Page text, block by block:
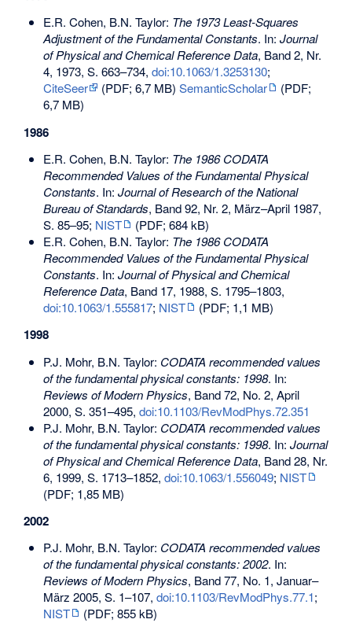
E.R. Cohen, B.N. Taylor: The 1973 Least-Squares
Adjustment of the Fundamental Constants. In: Journal
of Physical and Chemical Reference Data, Band 2, Nr.
4, 1973, S. 663–734, doi:10.1063/1.3253130;
CiteSeer
(PDF; 6,7 MB) SemanticScholar
(PDF;
6,7 MB)
1986
E.R. Cohen, B.N. Taylor: The 1986 CODATA
Recommended Values of the Fundamental Physical
Constants. In: Journal of Research of the National
Bureau of Standards, Band 92, Nr. 2, März–April 1987,
S. 85–95; NIST
(PDF; 684 kB)
E.R. Cohen, B.N. Taylor: The 1986 CODATA
Recommended Values of the Fundamental Physical
Constants. In: Journal of Physical and Chemical
Reference Data, Band 17, 1988, S. 1795–1803,
doi:10.1063/1.555817; NIST (PDF; 1,1 MB)
1998
P.J. Mohr, B.N. Taylor: CODATA recommended values
of the fundamental physical constants: 1998. In:
Reviews of Modern Physics, Band 72, No. 2, April
2000, S. 351–495, doi:10.1103/RevModPhys.72.351
P.J. Mohr, B.N. Taylor: CODATA recommended values
of the fundamental physical constants: 1998. In: Journal
of Physical and Chemical Reference Data, Band 28, Nr.
6, 1999, S. 1713–1852, doi:10.1063/1.556049; NIST
(PDF; 1,85 MB)
2002
P.J. Mohr, B.N. Taylor: CODATA recommended values
of the fundamental physical constants: 2002. In:
Reviews of Modern Physics, Band 77, No. 1, Januar–
März 2005, S. 1–107, doi:10.1103/RevModPhys.77.1;
NIST
(PDF; 855 kB)